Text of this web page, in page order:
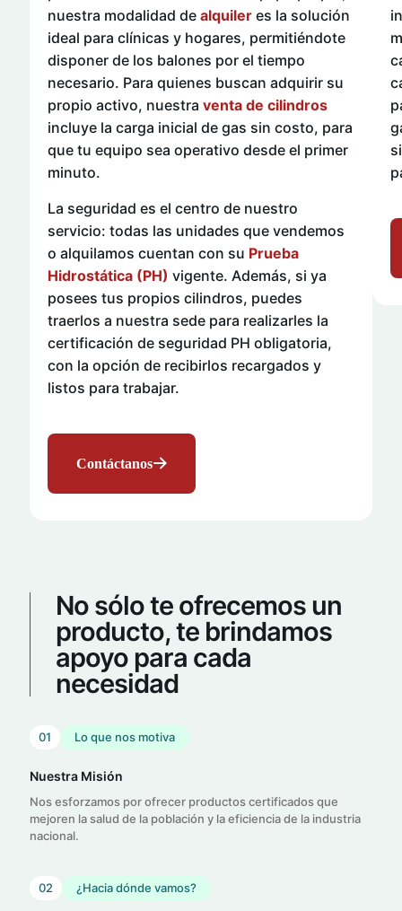
Contáctanos
nuestra modalidad de alquiler es la solución
ideal para clínicas y hogares, permitiéndote
disponer de los balones por el tiempo
necesario. Para quienes buscan adquirir su
propio activo, nuestra venta de cilindros
incluye la carga inicial de gas sin costo, para
que tu equipo sea operativo desde el primer
minuto.
La seguridad es el centro de nuestro
servicio: todas las unidades que vendemos
o alquilamos cuentan con su Prueba
Hidrostática (PH) vigente. Además, si ya
posees tus propios cilindros, puedes
traerlos a nuestra sede para realizarles la
certificación de seguridad PH obligatoria,
con la opción de recibirlos recargados y
listos para trabajar.
No sólo te ofrecemos un
producto, te brindamos
apoyo para cada
necesidad
01 Lo que nos motiva
Nuestra Misión
Nos esforzamos por ofrecer productos certificados que
mejoren la salud de la población y la eficiencia de la industria
nacional.
02 ¿Hacia dónde vamos?